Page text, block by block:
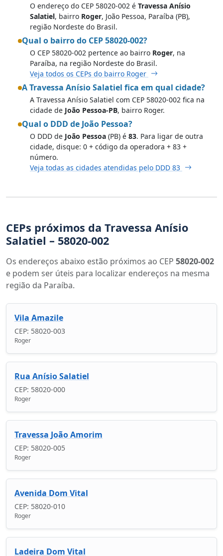
O endereço do CEP 58020-002 é Travessa Anísio
Salatiel, bairro Roger, João Pessoa, Paraíba (PB),
região Nordeste do Brasil.
Qual o bairro do CEP 58020-002?
O CEP 58020-002 pertence ao bairro Roger, na
Paraíba, na região Nordeste do Brasil.
Veja todos os CEPs do bairro Roger
A Travessa Anísio Salatiel fica em qual cidade?
A Travessa Anísio Salatiel com CEP 58020-002 fica na
cidade de João Pessoa-PB, bairro Roger.
Qual o DDD de João Pessoa?
O DDD de João Pessoa (PB) é 83. Para ligar de outra
cidade, disque: 0 + código da operadora + 83 +
número.
Veja todas as cidades atendidas pelo DDD 83
CEPs próximos da Travessa Anísio
Salatiel – 58020-002
Os endereços abaixo estão próximos ao CEP 58020-002
e podem ser úteis para localizar endereços na mesma
região da Paraíba.
Vila Amazile
CEP: 58020-003
Roger
Rua Anísio Salatiel
CEP: 58020-000
Roger
Travessa João Amorim
CEP: 58020-005
Roger
Avenida Dom Vital
CEP: 58020-010
Roger
Ladeira Dom Vital